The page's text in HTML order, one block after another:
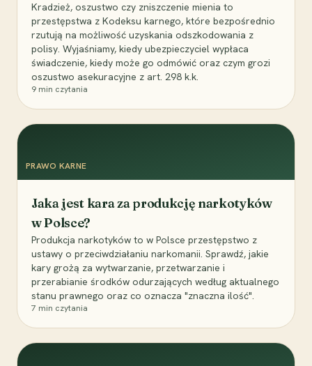
Kradzież, oszustwo czy zniszczenie mienia to
przestępstwa z Kodeksu karnego, które bezpośrednio
rzutują na możliwość uzyskania odszkodowania z
polisy. Wyjaśniamy, kiedy ubezpieczyciel wypłaca
świadczenie, kiedy może go odmówić oraz czym grozi
oszustwo asekuracyjne z art. 298 k.k.
9 min czytania
PRAWO KARNE
Jaka jest kara za produkcję narkotyków
w Polsce?
Produkcja narkotyków to w Polsce przestępstwo z
ustawy o przeciwdziałaniu narkomanii. Sprawdź, jakie
kary grożą za wytwarzanie, przetwarzanie i
przerabianie środków odurzających według aktualnego
stanu prawnego oraz co oznacza "znaczna ilość".
7 min czytania